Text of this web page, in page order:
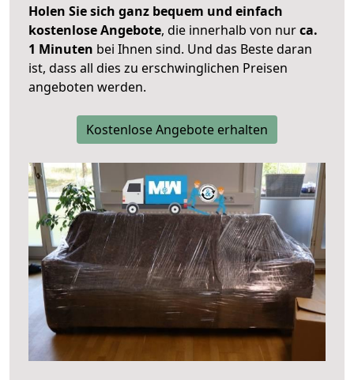
Holen Sie sich ganz bequem und einfach
kostenlose Angebote, die innerhalb von nurca.
1 Minuten bei Ihnen sind. Und das Beste daran
ist, dass all dies zu erschwinglichen Preisen
angeboten werden.
Kostenlose Angebote erhalten